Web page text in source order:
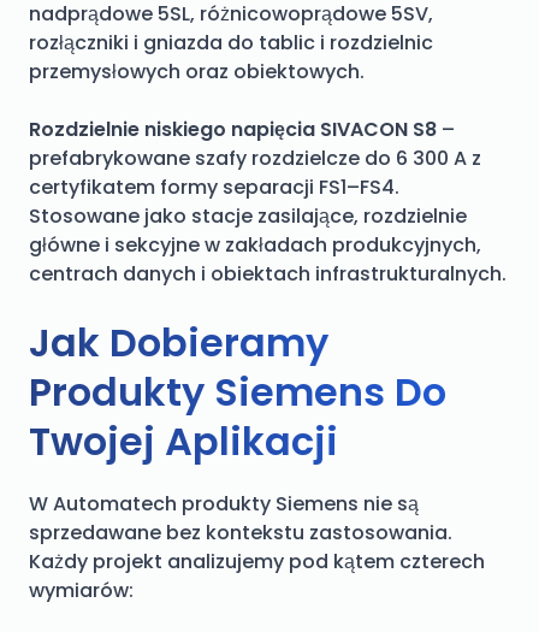
nadprądowe 5SL, różnicowoprądowe 5SV,
rozłączniki i gniazda do tablic i rozdzielnic
przemysłowych oraz obiektowych.
Rozdzielnie niskiego napięcia SIVACON S8 –
prefabrykowane szafy rozdzielcze do 6 300 A z
certyfikatem formy separacji FS1–FS4.
Stosowane jako stacje zasilające, rozdzielnie
główne i sekcyjne w zakładach produkcyjnych,
centrach danych i obiektach infrastrukturalnych.
Jak Dobieramy
Produkty Siemens Do
Twojej Aplikacji
W Automatech produkty Siemens nie są
sprzedawane bez kontekstu zastosowania.
Każdy projekt analizujemy pod kątem czterech
wymiarów: